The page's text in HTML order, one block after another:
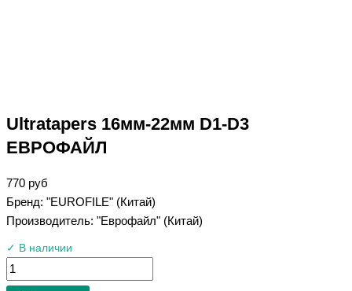
Ultratapers 16мм-22мм D1-D3
ЕВРОФАЙЛ
770 руб
Бренд: "EUROFILE" (Китай)
Производитель: "Еврофайл" (Китай)
✓ В наличии